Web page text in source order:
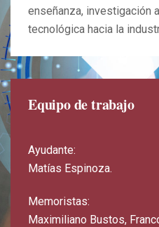
enseñanza, investigación
tecnológica hacia la
Equipo de trabajo
Ayudante:
Matías Espinoza.
Memoristas:
Maximiliano Bustos,